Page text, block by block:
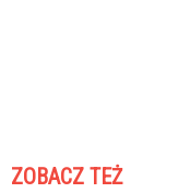
ZOBACZ TEŻ